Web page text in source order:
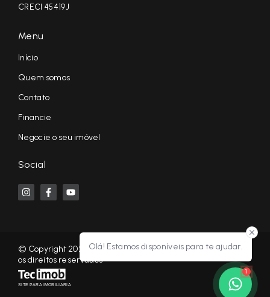
Olá! Estamos disponíveis para te ajudar.
1
CRECI 45419J
Menu
Início
Quem somos
Contato
Financie
Negocie o seu imóvel
Social
© Copyright 2026 - KF NEGÓCIOS IMOBILIÁRIOS RP - Todos
os direitos reservados
SITE PARA IMOBILIARIA